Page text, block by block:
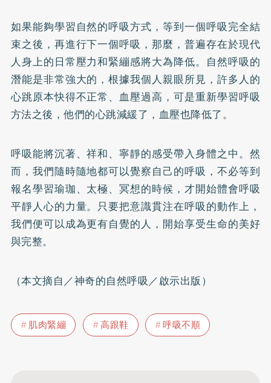
如果能夠學習自然的呼吸方式，等到一個呼吸完全結
束之後，再進行下一個呼吸，那麼，普遍存在於現代
人身上的日常壓力和緊繃感將大為降低。自然呼吸的
潛能是非常強大的，根據我個人親眼所見，許多人的
心跳原本快得不正常、血壓過高，可是重新學習呼吸
方法之後，他們的心跳減緩了，血壓也降低了。
呼吸能將沉著、祥和、寧靜的感受帶入身體之中。然
而，我們隨時隨地都可以覺察自己的呼吸，不必等到
報名學習瑜珈、太極、冥想的時候，才開始體會呼吸
平靜人心的力量。只要把意識貫注在呼吸的動作上，
我們便可以成為更有自覺的人，開始享受生命的美好
與完整。
（本文摘自／神奇的自然呼吸／啟示出版）
肌肉緊繃 高跟鞋 呼吸不順